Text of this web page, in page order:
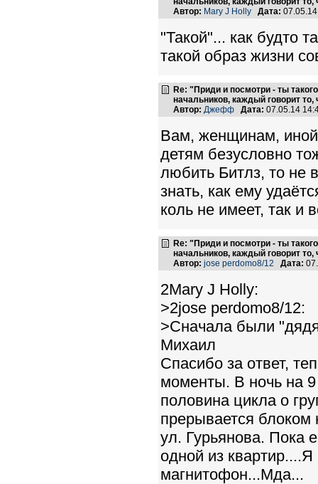
Автор: Mary J Holly Дата:
"Такой"... как будто
такой образ жизни
Re: "Приди и посмотри - ты
начальников, каждый говорит то,
Автор: Джефф Дата: 07.05.14
Вам, женщинам,
детям безусловно
любить Битлз, то не
знать, как ему
коль не имеет, так и
Re: "Приди и посмотри - ты
начальников, каждый говорит то,
Автор: jose perdomo8/12 Дата:
2Mary J Holly:
>2jose perdomo8/12:
>Сначала были
Михаил
Спасибо за ответ,
моменты. В ночь на
половина цикла о
прерывается блоком
ул. Гурьянова. Пока
одной из
магнитофон...Мда...